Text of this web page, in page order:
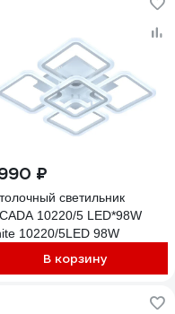
₽
светильник
10220/5 LED*98W
10220/5LED 98W
В корзину